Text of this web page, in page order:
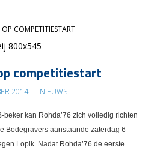
COMPETITIESTART
competitiestart
2014 | NIEUWS
kan Rohda’76 zich volledig richten
Bodegravers aanstaande zaterdag 6
Lopik. Nadat Rohda’76 de eerste